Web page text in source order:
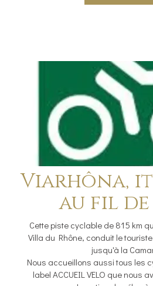
Viarhôna,
au fil de
Cette piste cyclable de 815 km
Villa du Rhône, conduit le
jusqu'à la
Nous accueillons aussi tous les
label ACCUEIL VELO que nous